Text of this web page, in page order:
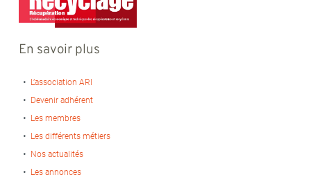
En savoir plus
L’association ARI
Devenir adhérent
Les membres
Les différents métiers
Nos actualités
Les annonces